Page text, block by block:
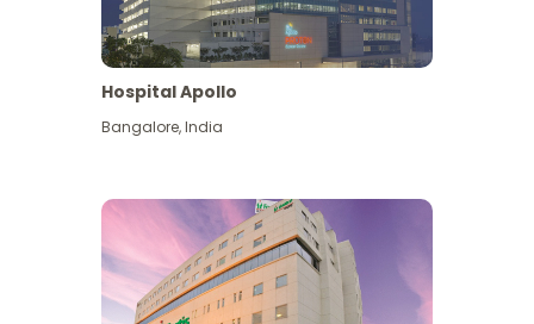
Hospital Apollo
Bangalore,India